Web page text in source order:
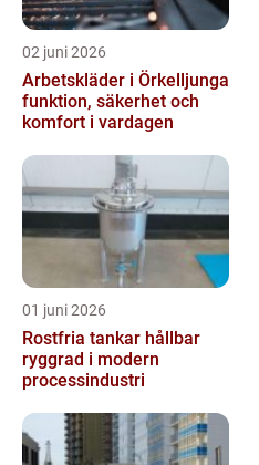
02 juni 2026
Arbetskläder i Örkelljunga
funktion, säkerhet och
komfort i vardagen
01 juni 2026
Rostfria tankar hållbar
ryggrad i modern
processindustri